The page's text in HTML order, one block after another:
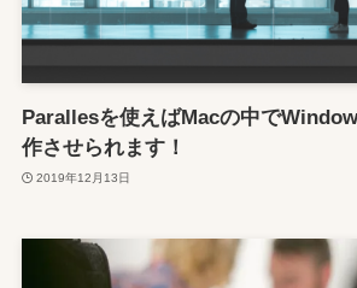
Parallesを使えばMacの中で
作させられます！
2019年12月13日